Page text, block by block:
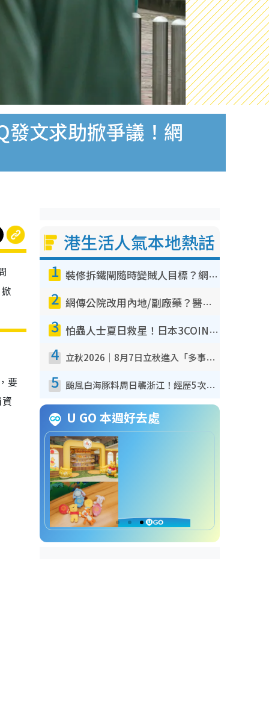
發文求助掀爭議！網
要
港生活人氣本地熱話
1 裝修拆鐵閘隨時變賊人目標？網民揭2大關鍵用途：裝新式等於白裝？附新舊鐵閘分別
2 網傳公院改用內地/副廠藥？醫生拆解正副廠分別 揭4類人換藥隨時出事
3 怕蟲人士夏日救星！日本3COINS爆紅驅蟲神器$45起 1招「全程免觸碰」輕鬆搞定小強
4 立秋2026｜8月7日立秋進入「多事之秋」 3件事唔做得！專家教6招開運 清枱頭／銀包納氣接好運
5 颱風白海豚料周日襲浙江！經歷5次「眼牆置換」極罕見 成登陸內地最長途颱風
U GO 本週好去處